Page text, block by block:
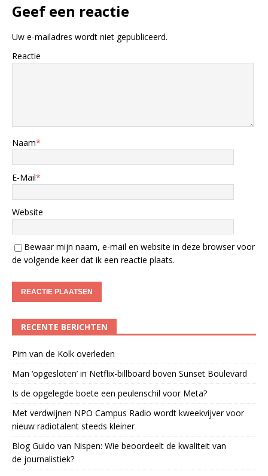
Geef een reactie
Uw e-mailadres wordt niet gepubliceerd.
Reactie
Naam*
E-Mail*
Website
Bewaar mijn naam, e-mail en website in deze browser voor
de volgende keer dat ik een reactie plaats.
RECENTE BERICHTEN
Pim van de Kolk overleden
Man ‘opgesloten’ in Netflix-billboard boven Sunset Boulevard
Is de opgelegde boete een peulenschil voor Meta?
Met verdwijnen NPO Campus Radio wordt kweekvijver voor
nieuw radiotalent steeds kleiner
Blog Guido van Nispen: Wie beoordeelt de kwaliteit van
de journalistiek?